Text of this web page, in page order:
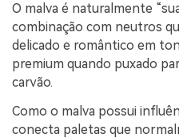
O malva é naturalmente
combinação com neutros
delicado e romântico em
premium quando puxado
carvão.
Como o malva possui
conecta paletas que